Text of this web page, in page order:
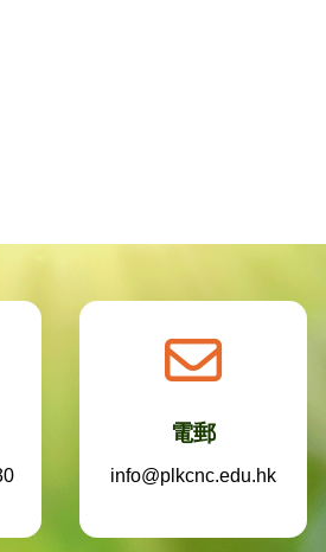
電郵
info@plkcnc.edu.hk